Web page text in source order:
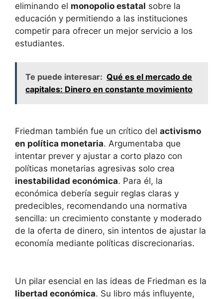
eliminando el monopolio estatal sobre la
educación y permitiendo a las instituciones
competir para ofrecer un mejor servicio a los
estudiantes.
Te puede interesar: Qué es el mercado de
capitales: Dinero en constante movimiento
Friedman también fue un crítico del activismo
en política monetaria. Argumentaba que
intentar prever y ajustar a corto plazo con
políticas monetarias agresivas solo crea
inestabilidad económica. Para él, la
económica debería seguir reglas claras y
predecibles, recomendando una normativa
sencilla: un crecimiento constante y moderado
de la oferta de dinero, sin intentos de ajustar la
economía mediante políticas discrecionarias.
Un pilar esencial en las ideas de Friedman es la
libertad económica. Su libro más influyente,